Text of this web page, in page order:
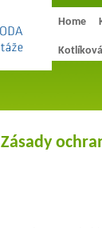
Home
Zásady